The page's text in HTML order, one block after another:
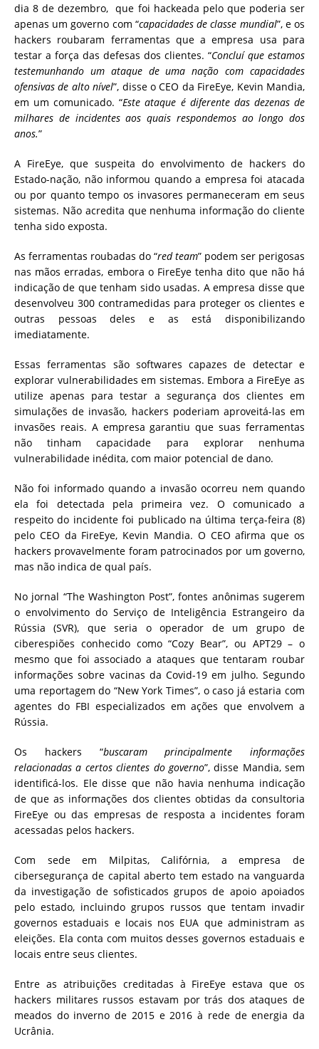
dia 8 de dezembro, que foi hackeada pelo que poderia ser
apenas um governo com “capacidades de classe mundial”, e os
hackers roubaram ferramentas que a empresa usa para
testar a força das defesas dos clientes. “Concluí que estamos
testemunhando um ataque de uma nação com capacidades
ofensivas de alto nível”, disse o CEO da FireEye, Kevin Mandia,
em um comunicado. “Este ataque é diferente das dezenas de
milhares de incidentes aos quais respondemos ao longo dos
anos.”
A FireEye, que suspeita do envolvimento de hackers do
Estado-nação, não informou quando a empresa foi atacada
ou por quanto tempo os invasores permaneceram em seus
sistemas. Não acredita que nenhuma informação do cliente
tenha sido exposta.
As ferramentas roubadas do “red team” podem ser perigosas
nas mãos erradas, embora o FireEye tenha dito que não há
indicação de que tenham sido usadas. A empresa disse que
desenvolveu 300 contramedidas para proteger os clientes e
outras pessoas deles e as está disponibilizando
imediatamente.
Essas ferramentas são softwares capazes de detectar e
explorar vulnerabilidades em sistemas. Embora a FireEye as
utilize apenas para testar a segurança dos clientes em
simulações de invasão, hackers poderiam aproveitá-las em
invasões reais. A empresa garantiu que suas ferramentas
não tinham capacidade para explorar nenhuma
vulnerabilidade inédita, com maior potencial de dano.
Não foi informado quando a invasão ocorreu nem quando
ela foi detectada pela primeira vez. O comunicado a
respeito do incidente foi publicado na última terça-feira (8)
pelo CEO da FireEye, Kevin Mandia. O CEO afirma que os
hackers provavelmente foram patrocinados por um governo,
mas não indica de qual país.
No jornal “The Washington Post”, fontes anônimas sugerem
o envolvimento do Serviço de Inteligência Estrangeiro da
Rússia (SVR), que seria o operador de um grupo de
ciberespiões conhecido como “Cozy Bear”, ou APT29 – o
mesmo que foi associado a ataques que tentaram roubar
informações sobre vacinas da Covid-19 em julho. Segundo
uma reportagem do “New York Times”, o caso já estaria com
agentes do FBI especializados em ações que envolvem a
Rússia.
Os hackers “buscaram principalmente informações
relacionadas a certos clientes do governo”, disse Mandia, sem
identificá-los. Ele disse que não havia nenhuma indicação
de que as informações dos clientes obtidas da consultoria
FireEye ou das empresas de resposta a incidentes foram
acessadas pelos hackers.
Com sede em Milpitas, Califórnia, a empresa de
cibersegurança de capital aberto tem estado na vanguarda
da investigação de sofisticados grupos de apoio apoiados
pelo estado, incluindo grupos russos que tentam invadir
governos estaduais e locais nos EUA que administram as
eleições. Ela conta com muitos desses governos estaduais e
locais entre seus clientes.
Entre as atribuições creditadas à FireEye estava que os
hackers militares russos estavam por trás dos ataques de
meados do inverno de 2015 e 2016 à rede de energia da
Ucrânia.